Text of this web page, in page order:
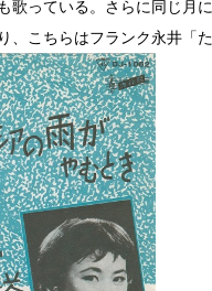
歌っている。さらに同じ月
、こちらはフランク永井「